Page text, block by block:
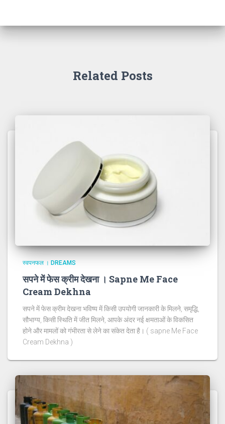
Related Posts
स्वपनफल । DREAMS
सपने में फेस क्रीम देखना । Sapne Me Face
Cream Dekhna
सपने में फेस क्रीम देखना भविष्य में किसी उपयोगी जानकारी के मिलने, समृद्धि,
सौभाग्य, किसी स्थिति में जीत मिलने, आपके अंदर नई क्षमताओं के विकसित
होने और मामलों को गंभीरता से लेने का संकेत देता है। ( sapne Me Face
Cream Dekhna )